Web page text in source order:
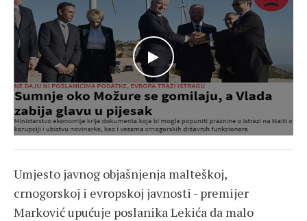
WATCH THE VIDEO
Umjesto javnog objašnjenja malteškoj,
crnogorskoj i evropskoj javnosti - premijer
Marković upućuje poslanika Lekića da malo